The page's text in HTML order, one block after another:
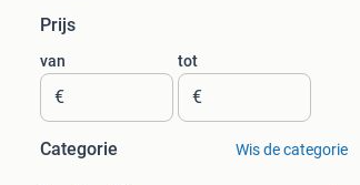
Prijs
van
€
tot
€
Categorie Wis de categorie